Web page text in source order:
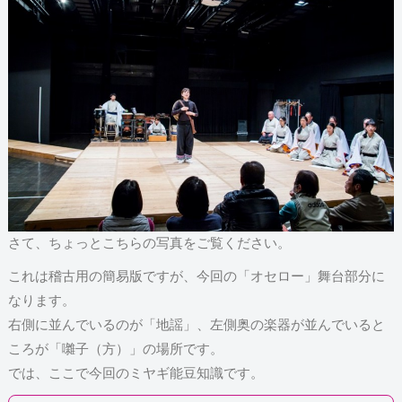
さて、ちょっとこちらの写真をご覧ください。
これは稽古用の簡易版ですが、今回の「オセロー」舞台部分に
なります。
右側に並んでいるのが「地謡」、左側奥の楽器が並んでいると
ころが「囃子（方）」の場所です。
では、ここで今回のミヤギ能豆知識です。